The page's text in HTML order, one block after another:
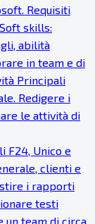
Requisiti
skills:
abilità
in team e di
Principali
Redigere i
le attività di
F24, Unico e
clienti e
i rapporti
testi
un team di circa